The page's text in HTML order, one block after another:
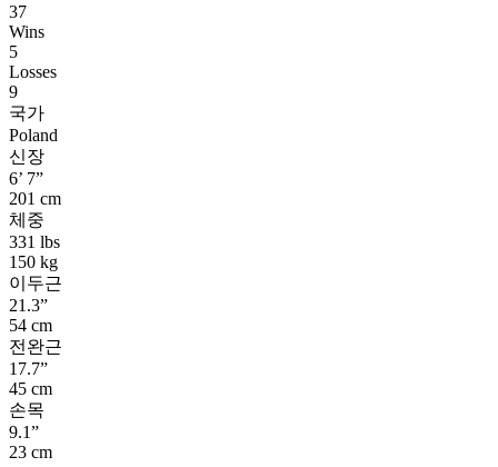
37
Wins
5
Losses
9
국가
Poland
신장
6’ 7”
201 cm
체중
331 lbs
150 kg
이두근
21.3”
54 cm
전완근
17.7”
45 cm
손목
9.1”
23 cm